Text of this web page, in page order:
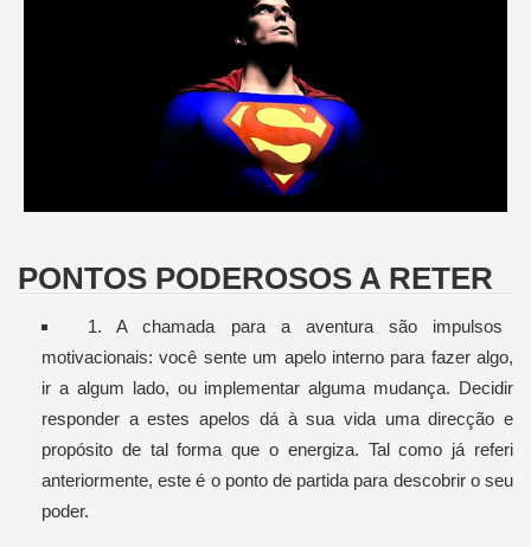
PONTOS PODEROSOS A RETER
1. A chamada para a aventura são impulsos
motivacionais: você sente um apelo interno para fazer algo,
ir a algum lado, ou implementar alguma mudança. Decidir
responder a estes apelos dá à sua vida uma direcção e
propósito de tal forma que o energiza. Tal como já referi
anteriormente, este é o ponto de partida para descobrir o seu
poder.